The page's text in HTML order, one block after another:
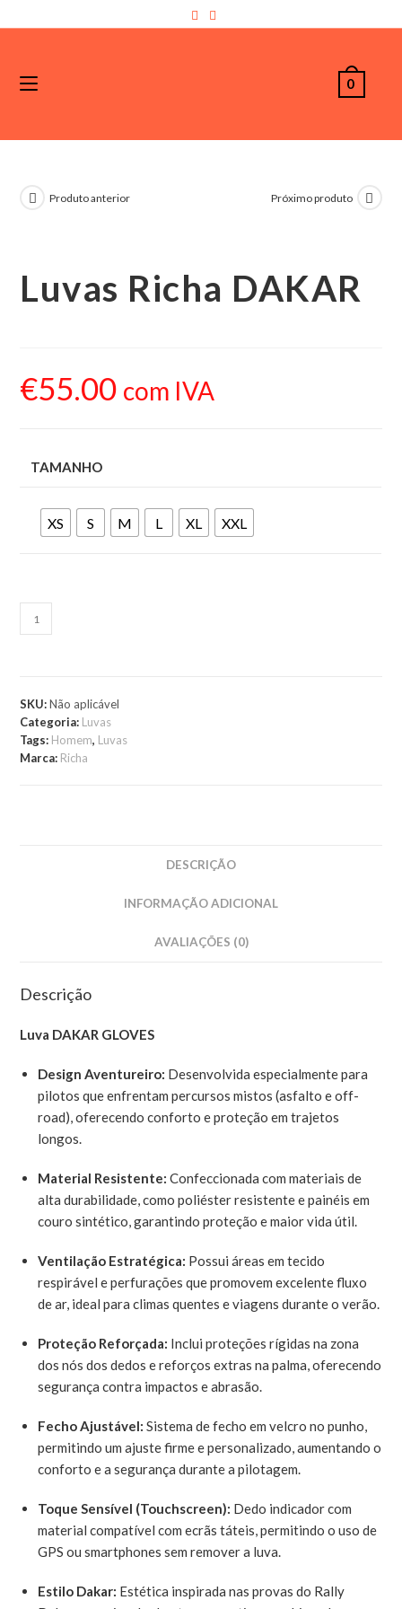
0
Produto anterior Próximo produto
Luvas Richa DAKAR
€55.00 com IVA
TAMANHO
XS S M L XL XXL
SKU:Não aplicável
Categoria: Luvas
Tags: Homem, Luvas
Marca: Richa
DESCRIÇÃO
INFORMAÇÃO ADICIONAL
AVALIAÇÕES (0)
Descrição
Luva DAKAR GLOVES
Design Aventureiro: Desenvolvida especialmente para
pilotos que enfrentam percursos mistos (asfalto e off-
road), oferecendo conforto e proteção em trajetos
longos.
Material Resistente: Confeccionada com materiais de
alta durabilidade, como poliéster resistente e painéis em
couro sintético, garantindo proteção e maior vida útil.
Ventilação Estratégica: Possui áreas em tecido
respirável e perfurações que promovem excelente fluxo
de ar, ideal para climas quentes e viagens durante o verão.
Proteção Reforçada: Inclui proteções rígidas na zona
dos nós dos dedos e reforços extras na palma, oferecendo
segurança contra impactos e abrasão.
Fecho Ajustável: Sistema de fecho em velcro no punho,
permitindo um ajuste firme e personalizado, aumentando o
conforto e a segurança durante a pilotagem.
Toque Sensível (Touchscreen): Dedo indicador com
material compatível com ecrãs táteis, permitindo o uso de
GPS ou smartphones sem remover a luva.
Estilo Dakar: Estética inspirada nas provas do Rally